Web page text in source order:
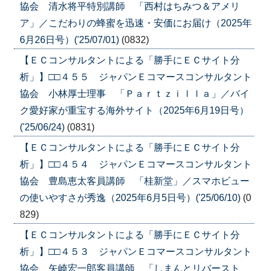
協会 清水将平特別講師 「西村はちみつ＆アメリ
ア」／こだわりの蜂蜜を迅速・安価にお届け（2025年
6月26日号）('25/07/01) (0832)
【ＥＣコンサルタントによる「勝手にＥＣサイト分
析」】□□４５５ ジャパンＥコマースコンサルタント
協会 小林厚士理事 「Ｐａｒｔｚｉｌｌａ」／バイ
ク愛好家が重宝する海外サイト（2025年6月19日号）
('25/06/24) (0831)
【ＥＣコンサルタントによる「勝手にＥＣサイト分
析」】□□４５４ ジャパンＥコマースコンサルタント
協会 豊島恵太客員講師 「桂新堂」／スマホビュー
の使いやすさが秀逸（2025年6月5日号）('25/06/10) (0
829)
【ＥＣコンサルタントによる「勝手にＥＣサイト分
析」】□□４５３ ジャパンＥコマースコンサルタント
協会 矢崎宏一郎客員講師 「しまんとリバースト